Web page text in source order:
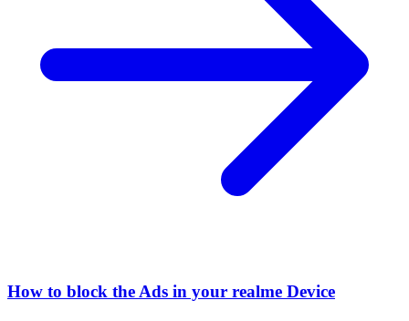
How to block the Ads in your realme Device